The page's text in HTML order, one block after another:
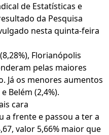
de Estatísticas e
da Pesquisa
nesta quinta-feira
Florianópolis
pelas maiores
Já os menores aumentos
Belém (2,4%).
cara
a frente e passou a ter a
valor 5,66% maior que